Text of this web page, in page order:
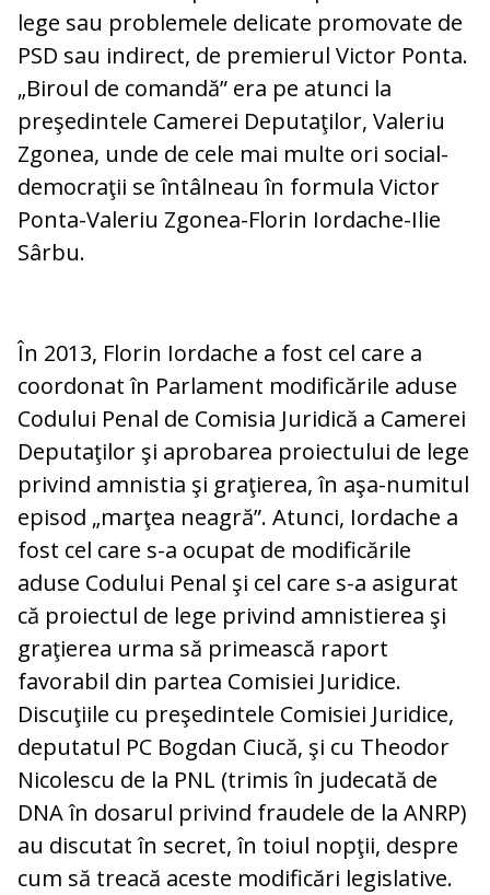
lege sau problemele delicate promovate de
PSD sau indirect, de premierul Victor Ponta.
„Biroul de comandă” era pe atunci la
preşedintele Camerei Deputaţilor, Valeriu
Zgonea, unde de cele mai multe ori social-
democraţii se întâlneau în formula Victor
Ponta-Valeriu Zgonea-Florin Iordache-Ilie
Sârbu.
În 2013, Florin Iordache a fost cel care a
coordonat în Parlament modificările aduse
Codului Penal de Comisia Juridică a Camerei
Deputaţilor şi aprobarea proiectului de lege
privind amnistia şi graţierea, în aşa-numitul
episod „marţea neagră”. Atunci, Iordache a
fost cel care s-a ocupat de modificările
aduse Codului Penal şi cel care s-a asigurat
că proiectul de lege privind amnistierea şi
graţierea urma să primească raport
favorabil din partea Comisiei Juridice.
Discuţiile cu preşedintele Comisiei Juridice,
deputatul PC Bogdan Ciucă, şi cu Theodor
Nicolescu de la PNL (trimis în judecată de
DNA în dosarul privind fraudele de la ANRP)
au discutat în secret, în toiul nopţii, despre
cum să treacă aceste modificări legislative.